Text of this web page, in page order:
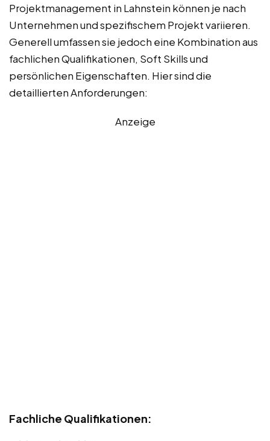
Projektmanagement in Lahnstein können je nach
Unternehmen und spezifischem Projekt variieren.
Generell umfassen sie jedoch eine Kombination aus
fachlichen Qualifikationen, Soft Skills und
persönlichen Eigenschaften. Hier sind die
detaillierten Anforderungen:
Anzeige
Fachliche Qualifikationen: